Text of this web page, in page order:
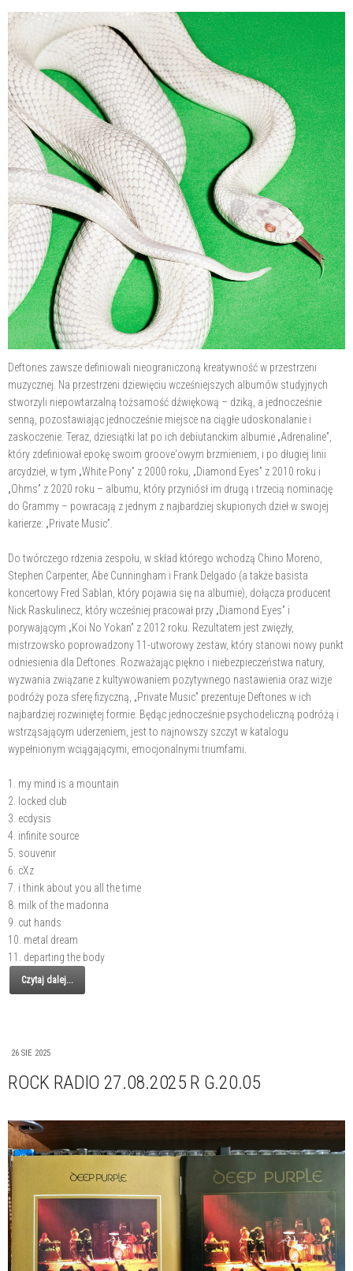
Deftones zawsze definiowali nieograniczoną kreatywność w przestrzeni
muzycznej. Na przestrzeni dziewięciu wcześniejszych albumów studyjnych
stworzyli niepowtarzalną tożsamość dźwiękową – dziką, a jednocześnie
senną, pozostawiając jednocześnie miejsce na ciągłe udoskonalanie i
zaskoczenie. Teraz, dziesiątki lat po ich debiutanckim albumie „Adrenaline”,
który zdefiniował epokę swoim groove'owym brzmieniem, i po długiej linii
arcydzieł, w tym „White Pony” z 2000 roku, „Diamond Eyes” z 2010 roku i
„Ohms” z 2020 roku – albumu, który przyniósł im drugą i trzecią nominację
do Grammy – powracają z jednym z najbardziej skupionych dzieł w swojej
karierze: „Private Music”.
Do twórczego rdzenia zespołu, w skład którego wchodzą Chino Moreno,
Stephen Carpenter, Abe Cunningham i Frank Delgado (a także basista
koncertowy Fred Sablan, który pojawia się na albumie), dołącza producent
Nick Raskulinecz, który wcześniej pracował przy „Diamond Eyes” i
porywającym „Koi No Yokan” z 2012 roku. Rezultatem jest zwięzły,
mistrzowsko poprowadzony 11-utworowy zestaw, który stanowi nowy punkt
odniesienia dla Deftones. Rozważając piękno i niebezpieczeństwa natury,
wyzwania związane z kultywowaniem pozytywnego nastawienia oraz wizje
podróży poza sferę fizyczną, „Private Music” prezentuje Deftones w ich
najbardziej rozwiniętej formie. Będąc jednocześnie psychodeliczną podróżą i
wstrząsającym uderzeniem, jest to najnowszy szczyt w katalogu
wypełnionym wciągającymi, emocjonalnymi triumfami.
1. my mind is a mountain
2. locked club
3. ecdysis
4. infinite source
5. souvenir
6. cXz
7. i think about you all the time
8. milk of the madonna
9. cut hands
10. metal dream
11. departing the body
Czytaj dalej...
26 SIE 2025
ROCK RADIO 27.08.2025 R G.20.05